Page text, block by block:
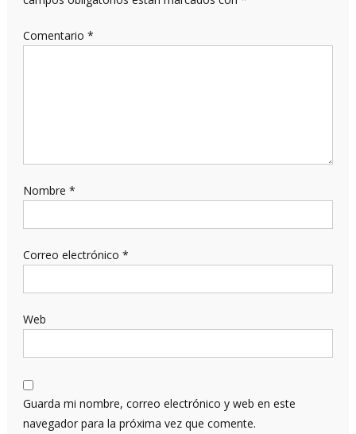
Comentario *
Nombre *
Correo electrónico *
Web
Guarda mi nombre, correo electrónico y web en este
navegador para la próxima vez que comente.